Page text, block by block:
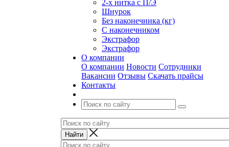
2-х нитка с П/Э
Шнурок
Без наконечника (кг)
С наконечником
Экстрафор
Экстрафор
О компании
О компании Новости Сотрудники
Вакансии Отзывы Скачать прайсы
Контакты